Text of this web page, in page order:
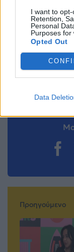
I want to opt-
Retention,
Personal
Purposes for
Opted Out
Data
Προηγούμενο